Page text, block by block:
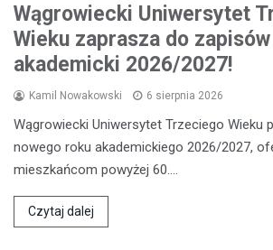
Wągrowiecki Uniwersytet
Wieku zaprasza do
akademicki 2026/2027!
Kamil Nowakowski 6 sierpnia 2026
Wągrowiecki Uniwersytet Trzeciego Wieku
nowego roku akademickiego 2026/2027,
mieszkańcom powyżej 60.…
Czytaj dalej